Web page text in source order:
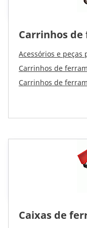
Carrinhos
Acessórios e
Carrinhos de
Carrinhos de
Caixas de